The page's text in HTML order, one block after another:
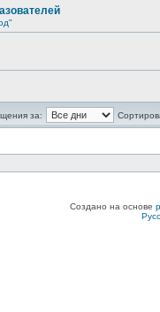
за:
Создано на основе